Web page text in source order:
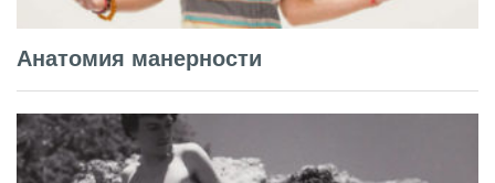
Анатомия манерности